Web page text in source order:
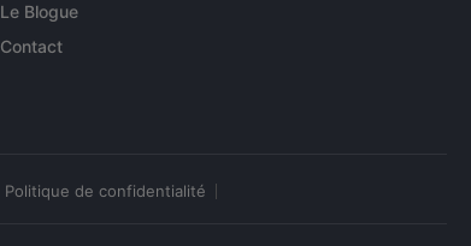
Le Blogue
Contact
Politique de confidentialité